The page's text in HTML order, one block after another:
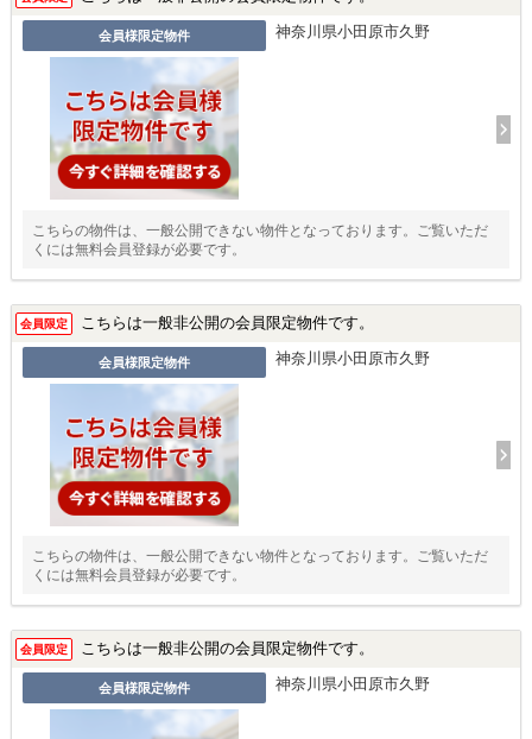
会員様限定物件 神奈川県小田原市久野
こちらの物件は、一般公開できない物件となっております。ご覧いただ
くには無料会員登録が必要です。
会員限定 こちらは一般非公開の会員限定物件です。
会員様限定物件 神奈川県小田原市久野
こちらの物件は、一般公開できない物件となっております。ご覧いただ
くには無料会員登録が必要です。
会員限定 こちらは一般非公開の会員限定物件です。
会員様限定物件 神奈川県小田原市久野